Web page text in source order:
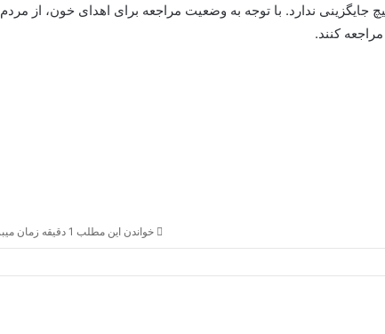
ندارد. با توجه به وضعیت مراجعه برای اهدای خون، از مردم
کنند.
خواندن این مطلب 1 دقیقه زمان میبرد